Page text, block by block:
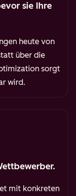
sie Ihre
heute von
über die
sorgt
wird.
mit konkreten